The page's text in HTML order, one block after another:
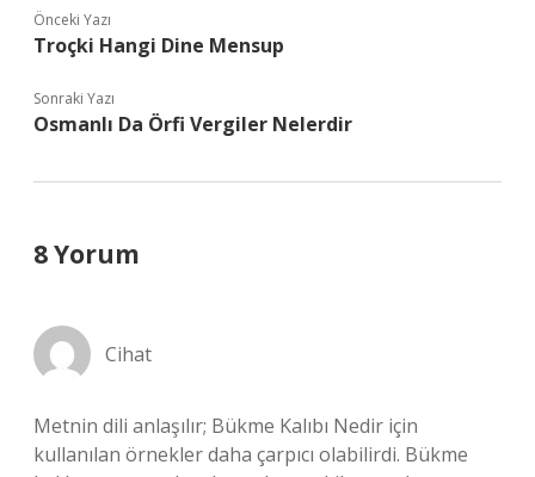
Önceki Yazı
Troçki Hangi Dine Mensup
Sonraki Yazı
Osmanlı Da Örfi Vergiler Nelerdir
8 Yorum
Cihat
Metnin dili anlaşılır; Bükme Kalıbı Nedir için
kullanılan örnekler daha çarpıcı olabilirdi. Bükme